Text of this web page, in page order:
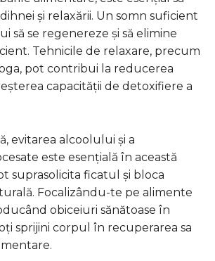
și relaxării. Un somn suficient
să se regenereze și să elimine
Tehnicile de relaxare, precum
pot contribui la reducerea
capacității de detoxifiere a
evitarea alcoolului și a
este esențială în această
suprasolicita ficatul și bloca
Focalizându-te pe alimente
obiceiuri sănătoase în
sprijini corpul în recuperarea sa